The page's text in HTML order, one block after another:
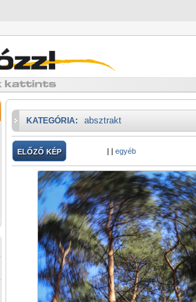
KATEGÓRIA: absztrakt
ELŐZŐ KÉP | | egyéb